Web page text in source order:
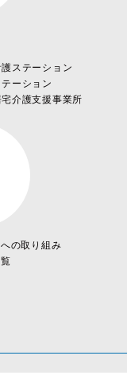
ステーション
ーション
介護支援事業所
の取り組み